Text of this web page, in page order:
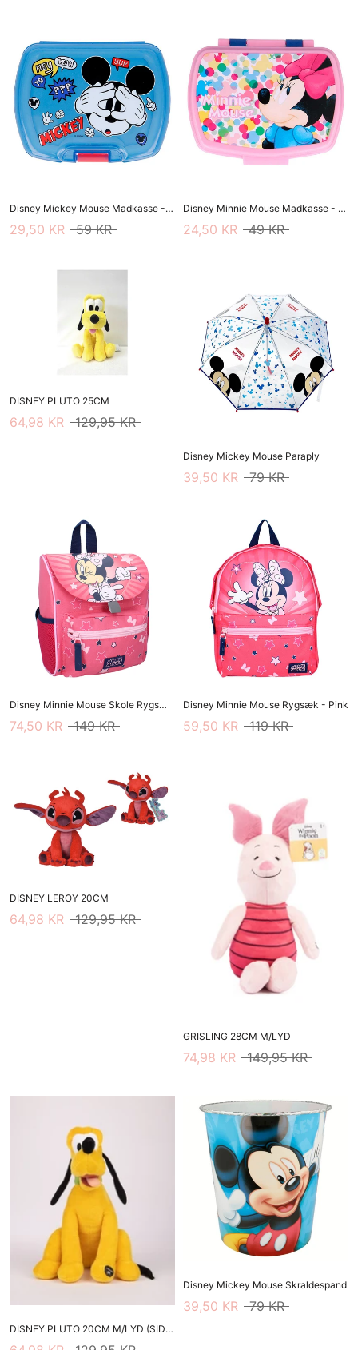
Disney Mickey Mouse Madkasse - Blå
29,50 KR 59 KR
Disney Minnie Mouse Madkasse - Lyserød/Blå
24,50 KR 49 KR
DISNEY PLUTO 25CM
64,98 KR 129,95 KR
Disney Mickey Mouse Paraply
39,50 KR 79 KR
Disney Minnie Mouse Skole Rygsæk - Pink
74,50 KR 149 KR
Disney Minnie Mouse Rygsæk - Pink
59,50 KR 119 KR
DISNEY LEROY 20CM
64,98 KR 129,95 KR
GRISLING 28CM M/LYD
74,98 KR 149,95 KR
DISNEY PLUTO 20CM M/LYD (SIDDENDE)
Disney Mickey Mouse Skraldespand
39,50 KR 79 KR